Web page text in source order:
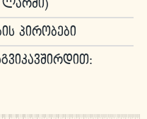
ლარში)
პირობები